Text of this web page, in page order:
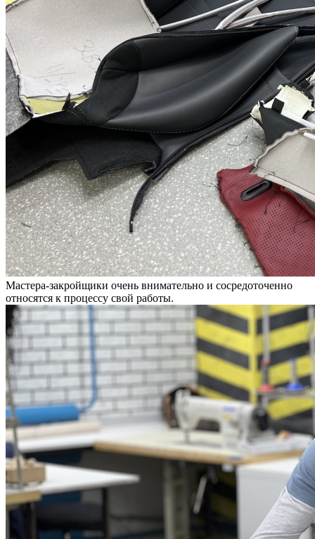
Мастера-закройщики очень внимательно и сосредоточенно
относятся к процессу свой работы.